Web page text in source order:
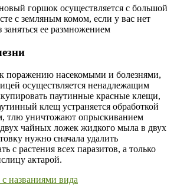
горшок осуществляется с большой
с земляным комом, если у вас нет
заняться ее размножением
поражению насекомыми и болезнями,
осуществляется ненадлежащим
паутинные красные клещи,
клещ устраняется обработкой
тлю уничтожают опрыскиванием
чайных ложек жидкого мыла в двух
нужно сначала удалить
с растения всех паразитов, а только
актарой.
названиями вида